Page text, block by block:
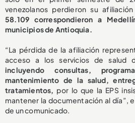
venezolanos perdieron su
58.109 correspondieron a
municipios de Antioquia.
“La pérdida de la afiliación
acceso a los servicios de salud
incluyendo consultas,
mantenimiento de la salud,
tratamientos, por lo que la EPS
mantener la documentación al día”,
de un comunicado.